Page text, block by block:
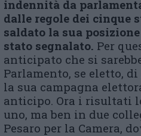
indennità da
dalle regole dei cinque
saldato la sua
stato segnalato. Per
anticipato che si
Parlamento, se eletto,
la sua campagna
anticipo. Ora i risultati
uno, ma ben in due
Pesaro per la Camera,